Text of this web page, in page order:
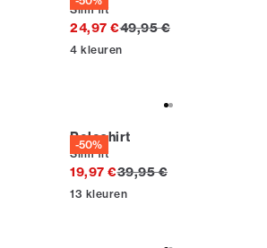
Slim fit
24,97 €Originele prijs
49,95 €
4 kleuren
-50%
Poloshirt
Slim fit
19,97 €Originele prijs
39,95 €
13 kleuren